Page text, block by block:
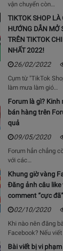
vận chuyển còn…
TIKTOK SHOP LÀ
HƯỚNG DẪN MỞ
TRÊN TIKTOK
NHẤT 2022!
26/02/2022
Cụm từ "TikTok
làm mưa làm gió…
Forum là gì? Kinh
bán hàng trên
quả
09/05/2020
Forum hẳn chẳng
với các…
Khung giờ vàng
Đăng ảnh câu like
comment “cực đã”
02/10/2020
Khi nào nên đăng
Facebook? Nếu
Bài viết bị vi